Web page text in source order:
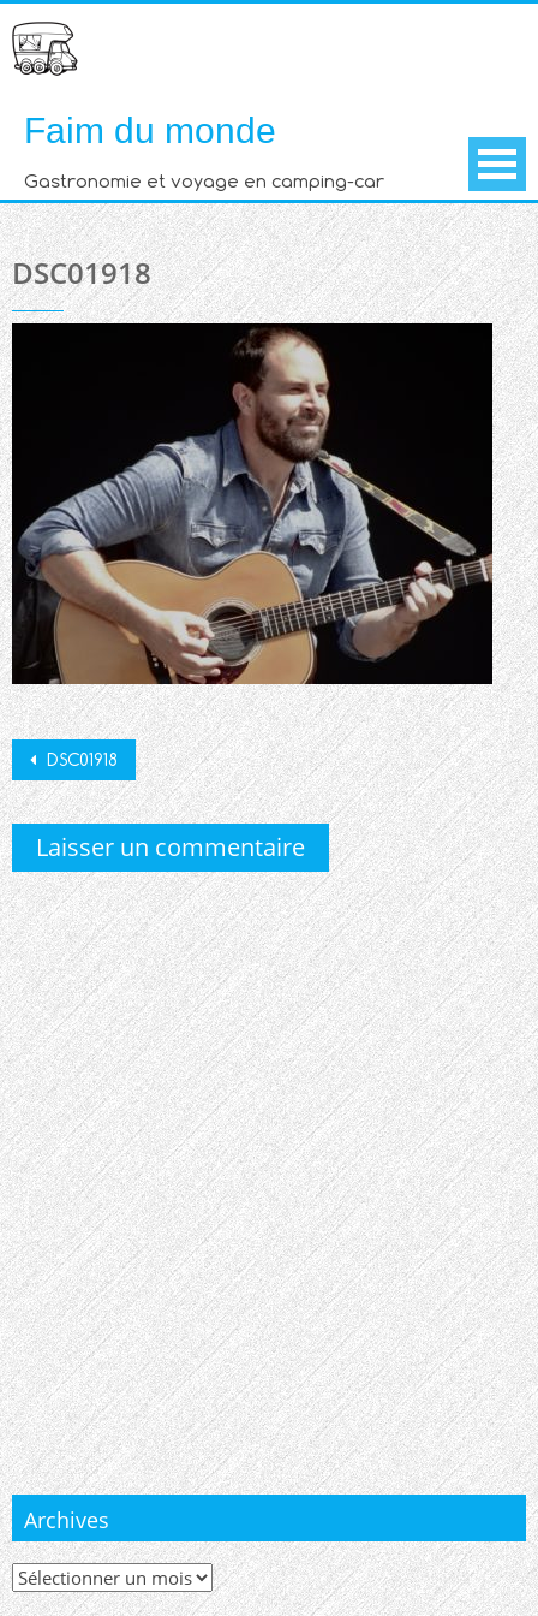
to
content
Faim du monde
Gastronomie et voyage en camping-car
DSC01918
Post
navigation
DSC01918
Laisser un commentaire
Archives
Archives